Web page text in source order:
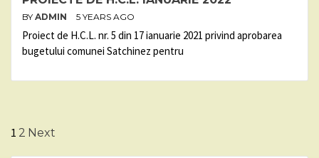
BY ADMIN 5 YEARS AGO
Proiect de H.C.L. nr. 5 din 17 ianuarie 2021 privind aprobarea
bugetului comunei Satchinez pentru
Posts
1 2 Next